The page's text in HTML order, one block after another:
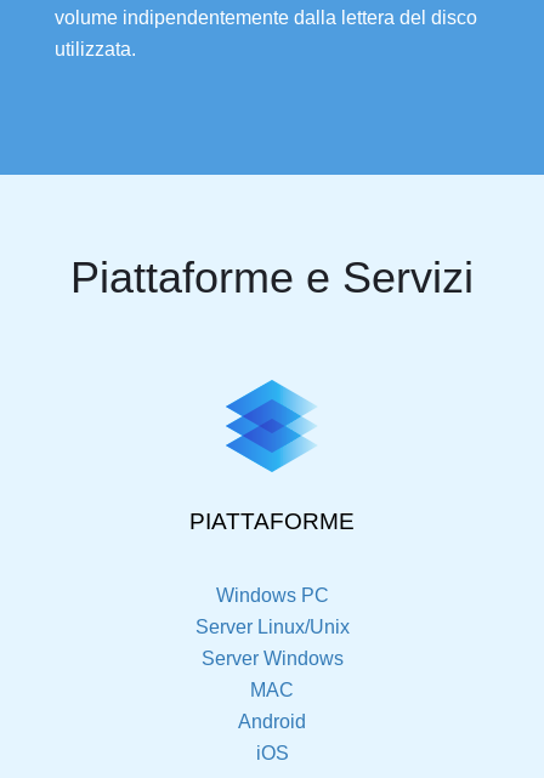
volume indipendentemente dalla lettera del disco
utilizzata.
Piattaforme e Servizi
PIATTAFORME
Windows PC
Server Linux/Unix
Server Windows
MAC
Android
iOS